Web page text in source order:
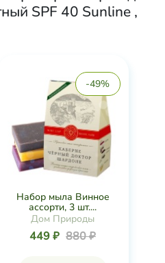
SPF 40 Sunline ,
-49%
Набор мыла Винное
ассорти, 3 шт....
Дом Природы
449 ₽ 880 ₽